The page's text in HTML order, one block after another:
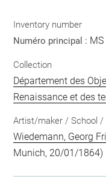
Inventory number
Numéro principal :
Collection
Département des
Renaissance et des
Artist/maker / School
Wiedemann, Georg
Munich, 20/01/1864)